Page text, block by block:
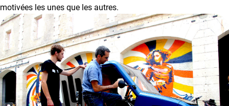
motivées les unes que les autres.